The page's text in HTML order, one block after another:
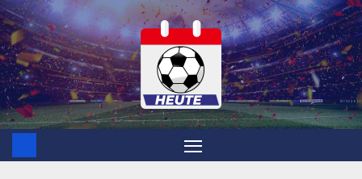
Zum
Inhalt
springen